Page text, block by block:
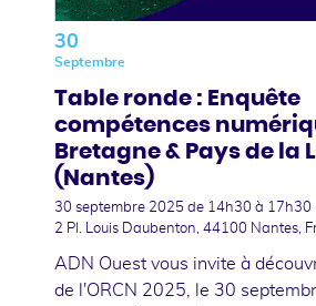
30
Septembre
Table ronde : Enquête
compétences
Bretagne & Pays de la
(Nantes)
30 septembre 2025 de 14h30 à 17h30
2 Pl. Louis Daubenton, 44100 Nantes,
ADN Ouest vous invite à
de l'ORCN 2025, le 30